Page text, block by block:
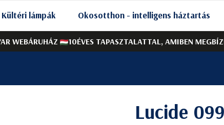
WEBÁRUHÁZ 10ÉVES TAPASZTALATTAL, AMIBEN
Kültéri lámpák Okosotthon - intelligens háztartás
Lucide